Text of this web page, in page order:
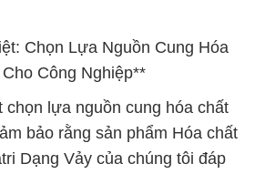
Chọn Lựa Nguồn Cung Hóa
Công Nghiệp**
chọn lựa nguồn cung hóa chất
bảo rằng sản phẩm Hóa chất
Dạng Vảy của chúng tôi đáp